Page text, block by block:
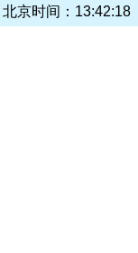
北京时间：13:42:18